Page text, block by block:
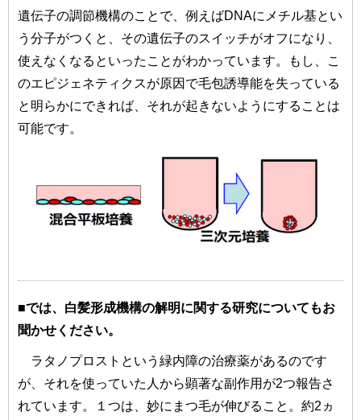
遺伝子の調節機構のことで、例えばDNAにメチル基とい
う分子がつくと、その遺伝子のスイッチがオフになり、
使えなくなるといったことがわかっています。もし、こ
のエピジェネティクスが原因で毛包誘導能を失っている
と明らかにできれば、それが起きないようにすることは
可能です。
■では、白髪形成機構の解明に関する研究についてもお
聞かせください。
ラタノプロストという緑内障の治療薬があるのです
が、それを使っていた人から顕著な副作用が2つ報告さ
れています。１つは、妙にまつ毛が伸びること。約2ヵ